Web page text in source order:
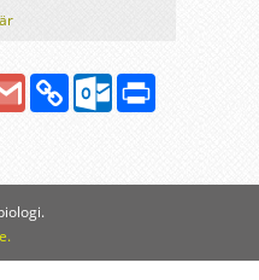
Google
Gmail
Copy
Link
Outlook.com